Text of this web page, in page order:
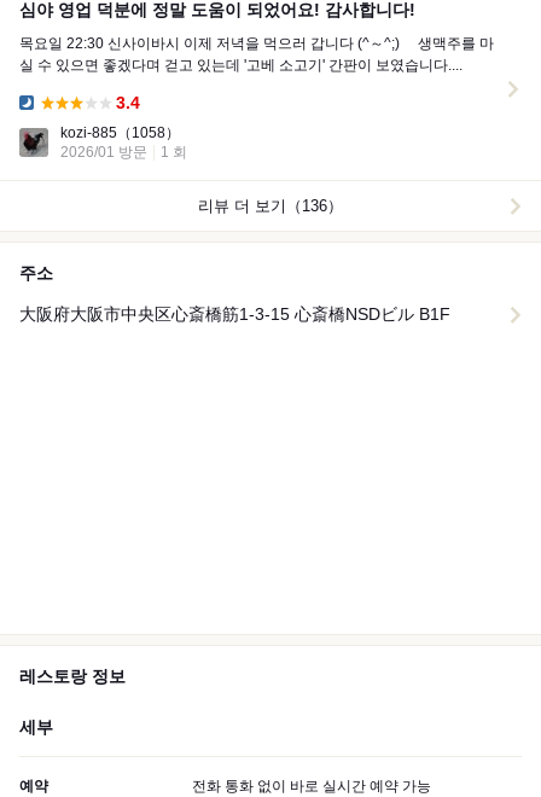
심야 영업 덕분에 정말 도움이 되었어요! 감사합니다!
목요일 22:30 신사이바시 이제 저녁을 먹으러 갑니다 (⁠^⁠～⁠^⁠;⁠)⁠ゞ 생맥주를 마
실 수 있으면 좋겠다며 걷고 있는데 '고베 소고기' 간판이 보였습니다....
3.4
kozi-885 （1058）
2026/01 방문
1 회
리뷰 더 보기（136）
주소
大阪府大阪市中央区心斎橋筋1-3-15 心斎橋NSDビル B1F
레스토랑 정보
세부
예약 전화 통화 없이 바로 실시간 예약 가능